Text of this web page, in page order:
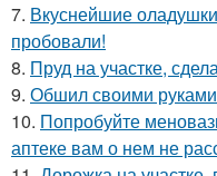
7. Вкуснейшие
пробовали!
8. Пруд на участке,
9. Обшил своими
10. Попробуйте
аптеке вам о нем не